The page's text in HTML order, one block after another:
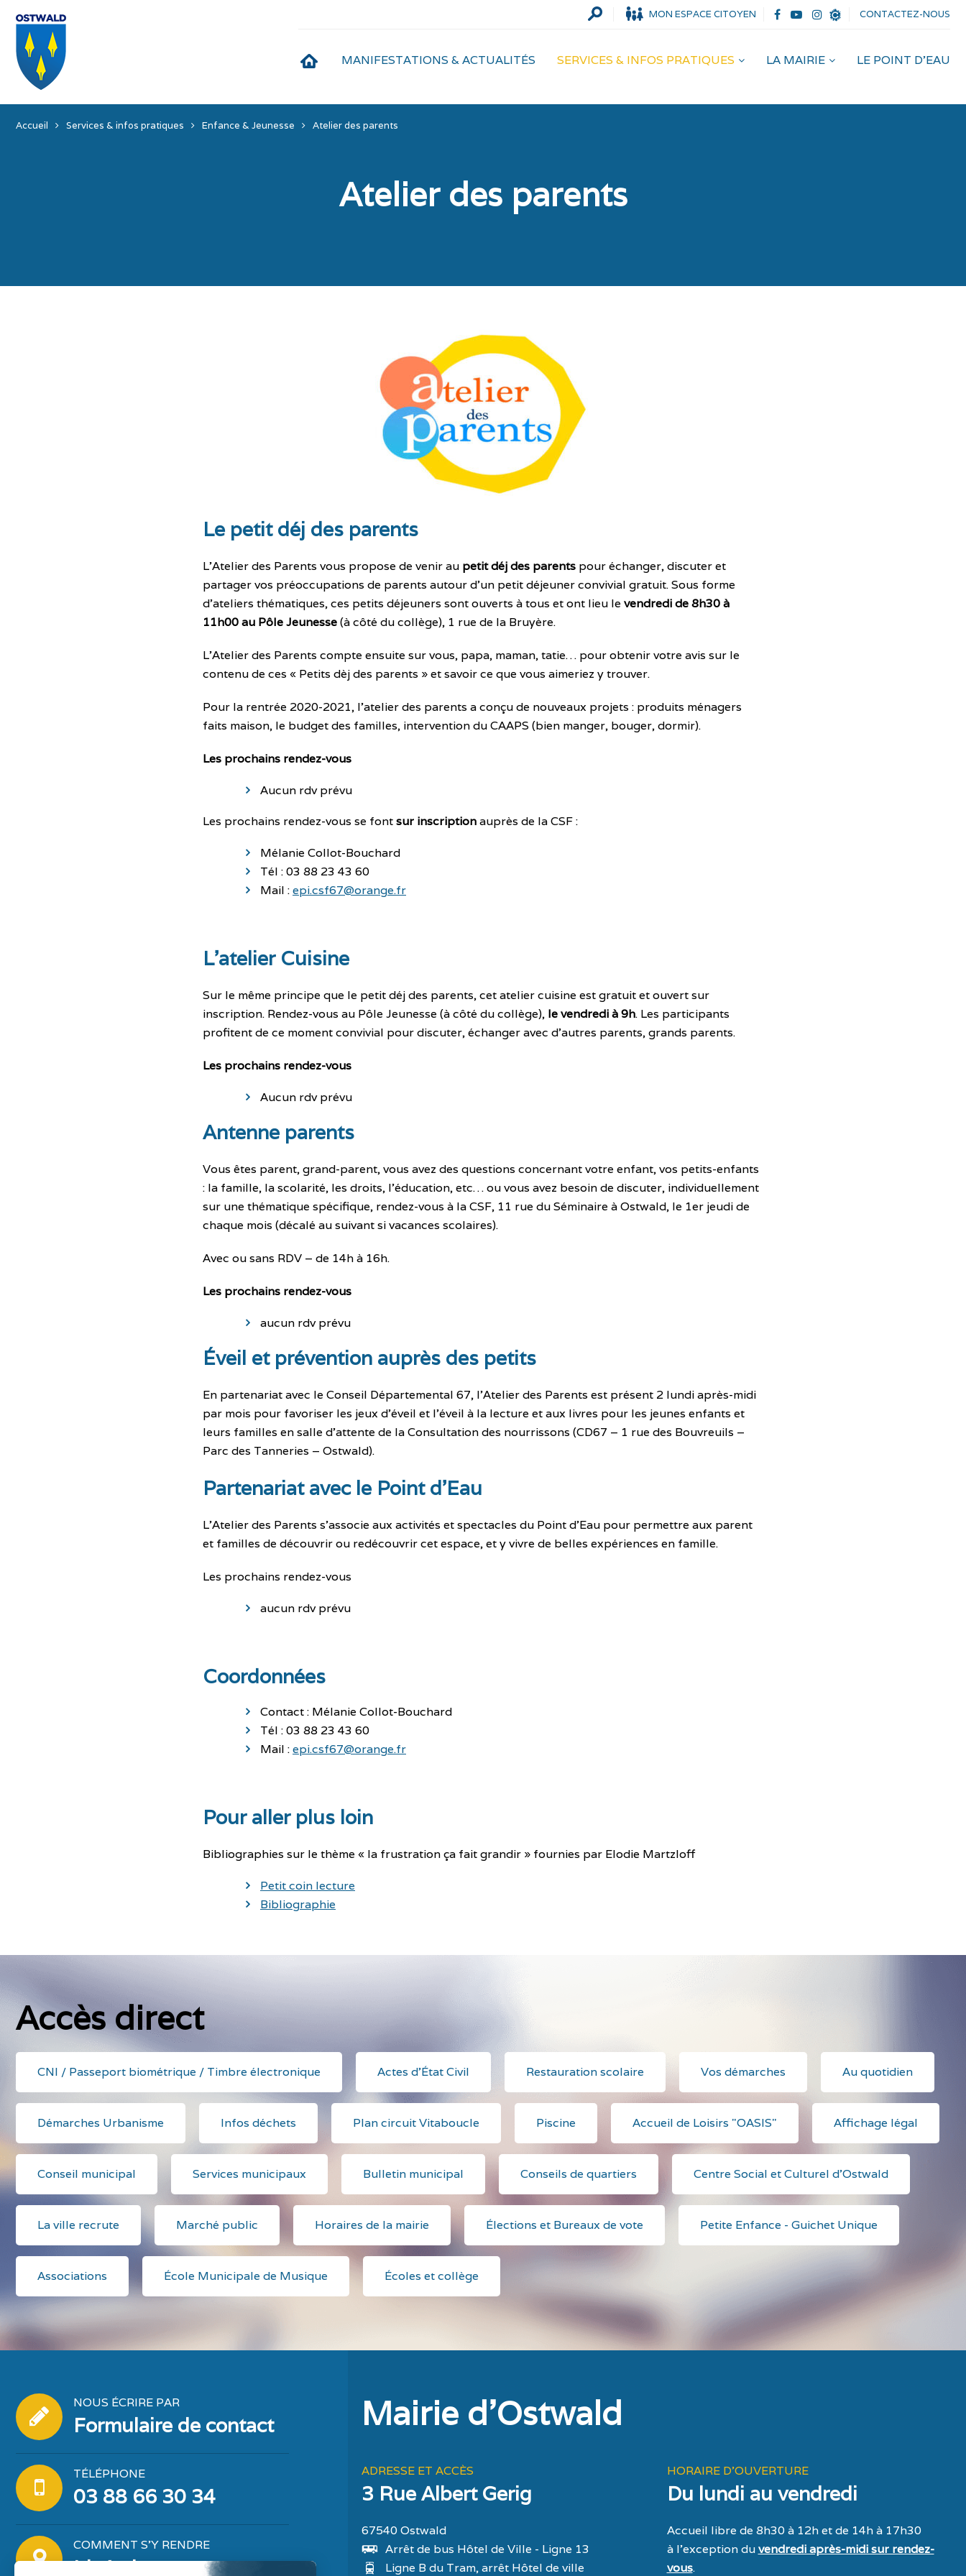
MON ESPACE CITOYEN CONTACTEZ-NOUS
MANIFESTATIONS & ACTUALITÉS SERVICES & INFOS PRATIQUES LA MAIRIE LE POINT D’EAU
Accueil Services & infos pratiques Enfance & Jeunesse Atelier des parents
Atelier des parents
Le petit déj des parents
L’Atelier des Parents vous propose de venir au petit déj des parents pour échanger, discuter et
partager vos préoccupations de parents autour d’un petit déjeuner convivial gratuit. Sous forme
d’ateliers thématiques, ces petits déjeuners sont ouverts à tous et ont lieu le vendredi de 8h30 à
11h00 au Pôle Jeunesse(à côté du collège), 1 rue de la Bruyère.
L’Atelier des Parents compte ensuite sur vous, papa, maman, tatie… pour obtenir votre avis sur le
contenu de ces « Petits dèj des parents » et savoir ce que vous aimeriez y trouver.
Pour la rentrée 2020-2021, l’atelier des parents a conçu de nouveaux projets : produits ménagers
faits maison, le budget des familles, intervention du CAAPS (bien manger, bouger, dormir).
Les prochains rendez-vous
Aucun rdv prévu
Les prochains rendez-vous se fontsur inscriptionauprès de la CSF :
Mélanie Collot-Bouchard
Tél : 03 88 23 43 60
Mail :epi.csf67@orange.fr
L’atelier Cuisine
Sur le même principe que le petit déj des parents, cet atelier cuisine est gratuit et ouvert sur
inscription. Rendez-vous au Pôle Jeunesse (à côté du collège), le vendredi à 9h. Les participants
profitent de ce moment convivial pour discuter, échanger avec d’autres parents, grands parents.
Les prochains rendez-vous
Aucun rdv prévu
Antenne parents
Vous êtes parent, grand-parent, vous avez des questions concernant votre enfant, vos petits-enfants
: la famille, la scolarité, les droits, l’éducation, etc… ou vous avez besoin de discuter, individuellement
sur une thématique spécifique, rendez-vous à la CSF, 11 rue du Séminaire à Ostwald, le 1er jeudi de
chaque mois (décalé au suivant si vacances scolaires).
Avec ou sans RDV – de 14h à 16h.
Les prochains rendez-vous
aucun rdv prévu
Éveil et prévention auprès des petits
En partenariat avec le Conseil Départemental 67, l’Atelier des Parents est présent 2 lundi après-midi
par mois pour favoriser les jeux d’éveil et l’éveil à la lecture et aux livres pour les jeunes enfants et
leurs familles en salle d’attente de la Consultation des nourrissons (CD67 – 1 rue des Bouvreuils –
Parc des Tanneries – Ostwald).
Partenariat avec le Point d’Eau
L’Atelier des Parents s’associe aux activités et spectacles du Point d’Eau pour permettre aux parent
et familles de découvrir ou redécouvrir cet espace, et y vivre de belles expériences en famille.
Les prochains rendez-vous
aucun rdv prévu
Coordonnées
Contact : Mélanie Collot-Bouchard
Tél : 03 88 23 43 60
Mail :epi.csf67@orange.fr
Pour aller plus loin
Bibliographies sur le thème « la frustration ça fait grandir » fournies par Elodie Martzloff
Petit coin lecture
Bibliographie
Accès direct
CNI / Passeport biométrique / Timbre électronique Actes d'État Civil Restauration scolaire Vos démarches Au quotidien
Démarches Urbanisme Infos déchets Plan circuit Vitaboucle Piscine Accueil de Loisirs "OASIS" Affichage légal
Conseil municipal Services municipaux Bulletin municipal Conseils de quartiers Centre Social et Culturel d'Ostwald
La ville recrute Marché public Horaires de la mairie Élections et Bureaux de vote Petite Enfance - Guichet Unique
Associations École Municipale de Musique Écoles et collège
NOUS ÉCRIRE PAR
Formulaire de contact
TÉLÉPHONE
03 88 66 30 34
COMMENT S'Y RENDRE
Itinéraire
Mairie d'Ostwald
ADRESSE ET ACCÈS
3 Rue Albert Gerig
67540 Ostwald
Arrêt de bus Hôtel de Ville - Ligne 13
Ligne B du Tram, arrêt Hôtel de ville
HORAIRE D'OUVERTURE
Du lundi au vendredi
Accueil libre de 8h30 à 12h et de 14h à 17h30
à l’exception duvendredi après-midi sur rendez-
vous.